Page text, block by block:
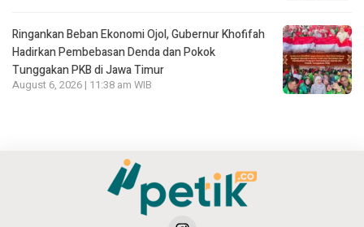
Ringankan Beban Ekonomi Ojol, Gubernur Khofifah
Hadirkan Pembebasan Denda dan Pokok
Tunggakan PKB di Jawa Timur
August 6, 2026 | 11:38 am WIB